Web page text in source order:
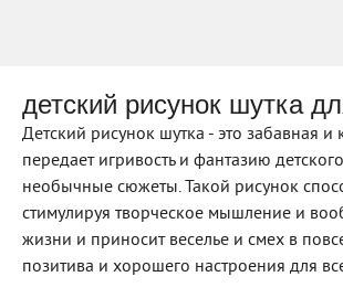
детский рисунок шутка
Детский рисунок шутка - это забавная
передает игривость и фантазию
необычные сюжеты. Такой рисунок
стимулируя творческое мышление и
жизни и приносит веселье и смех в
позитива и хорошего настроения для